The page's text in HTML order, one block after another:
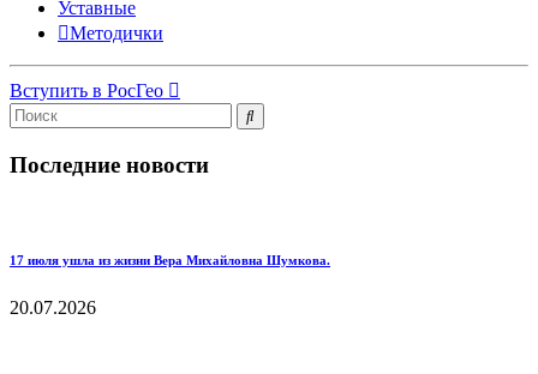
Уставные
Методички
Вступить в РосГео
Последние новости
17 июля ушла из жизни Вера Михайловна Шумкова.
20.07.2026